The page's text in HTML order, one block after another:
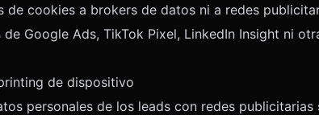
de cookies a brokers de datos ni a redes
Google Ads, TikTok Pixel, LinkedIn Insight ni
de dispositivo
personales de los leads con redes